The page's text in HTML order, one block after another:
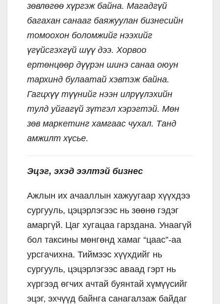
зөвлөгөө хүргэж байна. Магадгүй
багахан санааг баяжуулан бизнесийн
томоохон боломжийг нээхийг
үгүйсгэхгүй шүү дээ. Хорвоо
ертөнцөөр дүүрэн шинэ санаа оюун
тархинд булаатай хэвтэж байна.
Гагцхүү түүнийг нээн илрүүлэхийн
тулд уйгагүй зүтгэл хэрэгтэй. Мөн
зөв маркетинг хамгаас чухал. Танд
амжилт хүсье.
Эцэг, эхэд ээлтэй бизнес
Ажлын их ачааллын хажуугаар хүүхдээ
сургууль, цэцэрлэгээс нь зөөнө гэдэг
амаргүй. Цаг хугацаа гарздана. Унаагүй
бол таксины мөнгөнд хамаг “цаас”-аа
урсгачихна. Тиймээс хүүхдийг нь
сургууль, цэцэрлэгээс аваад гэрт нь
хүргээд өгчих ачтай буянтай хүмүүсийг
эцэг, эхчүүд байнга санагалзаж байдаг